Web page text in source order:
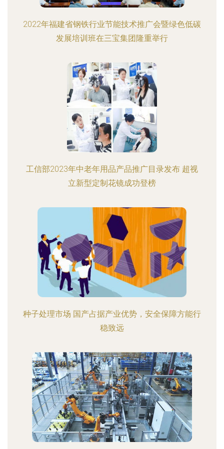
2022年福建省钢铁行业节能技术推广会暨绿色低碳
发展培训班在三宝集团隆重举行
工信部2023年中老年用品产品推广目录发布 超视
立新型定制花镜成功登榜
种子处理市场 国产占据产业优势，安全保障方能行
稳致远